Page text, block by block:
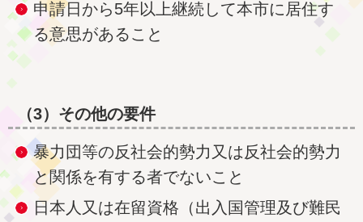
申請日から5年以上継続して本市に居住す
る意思があること
（3）その他の要件
暴力団等の反社会的勢力又は反社会的勢力
と関係を有する者でないこと
日本人又は在留資格（出入国管理及び難民